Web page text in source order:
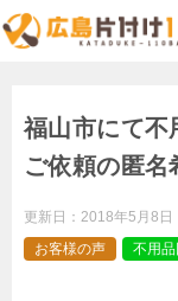
福山市にて不
ご依頼の匿名
更新日： 2018年5月8日
お客様の声
不用